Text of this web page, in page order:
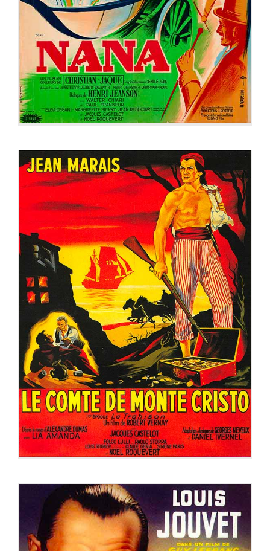
LE COMTE DE MONTE CRISTO